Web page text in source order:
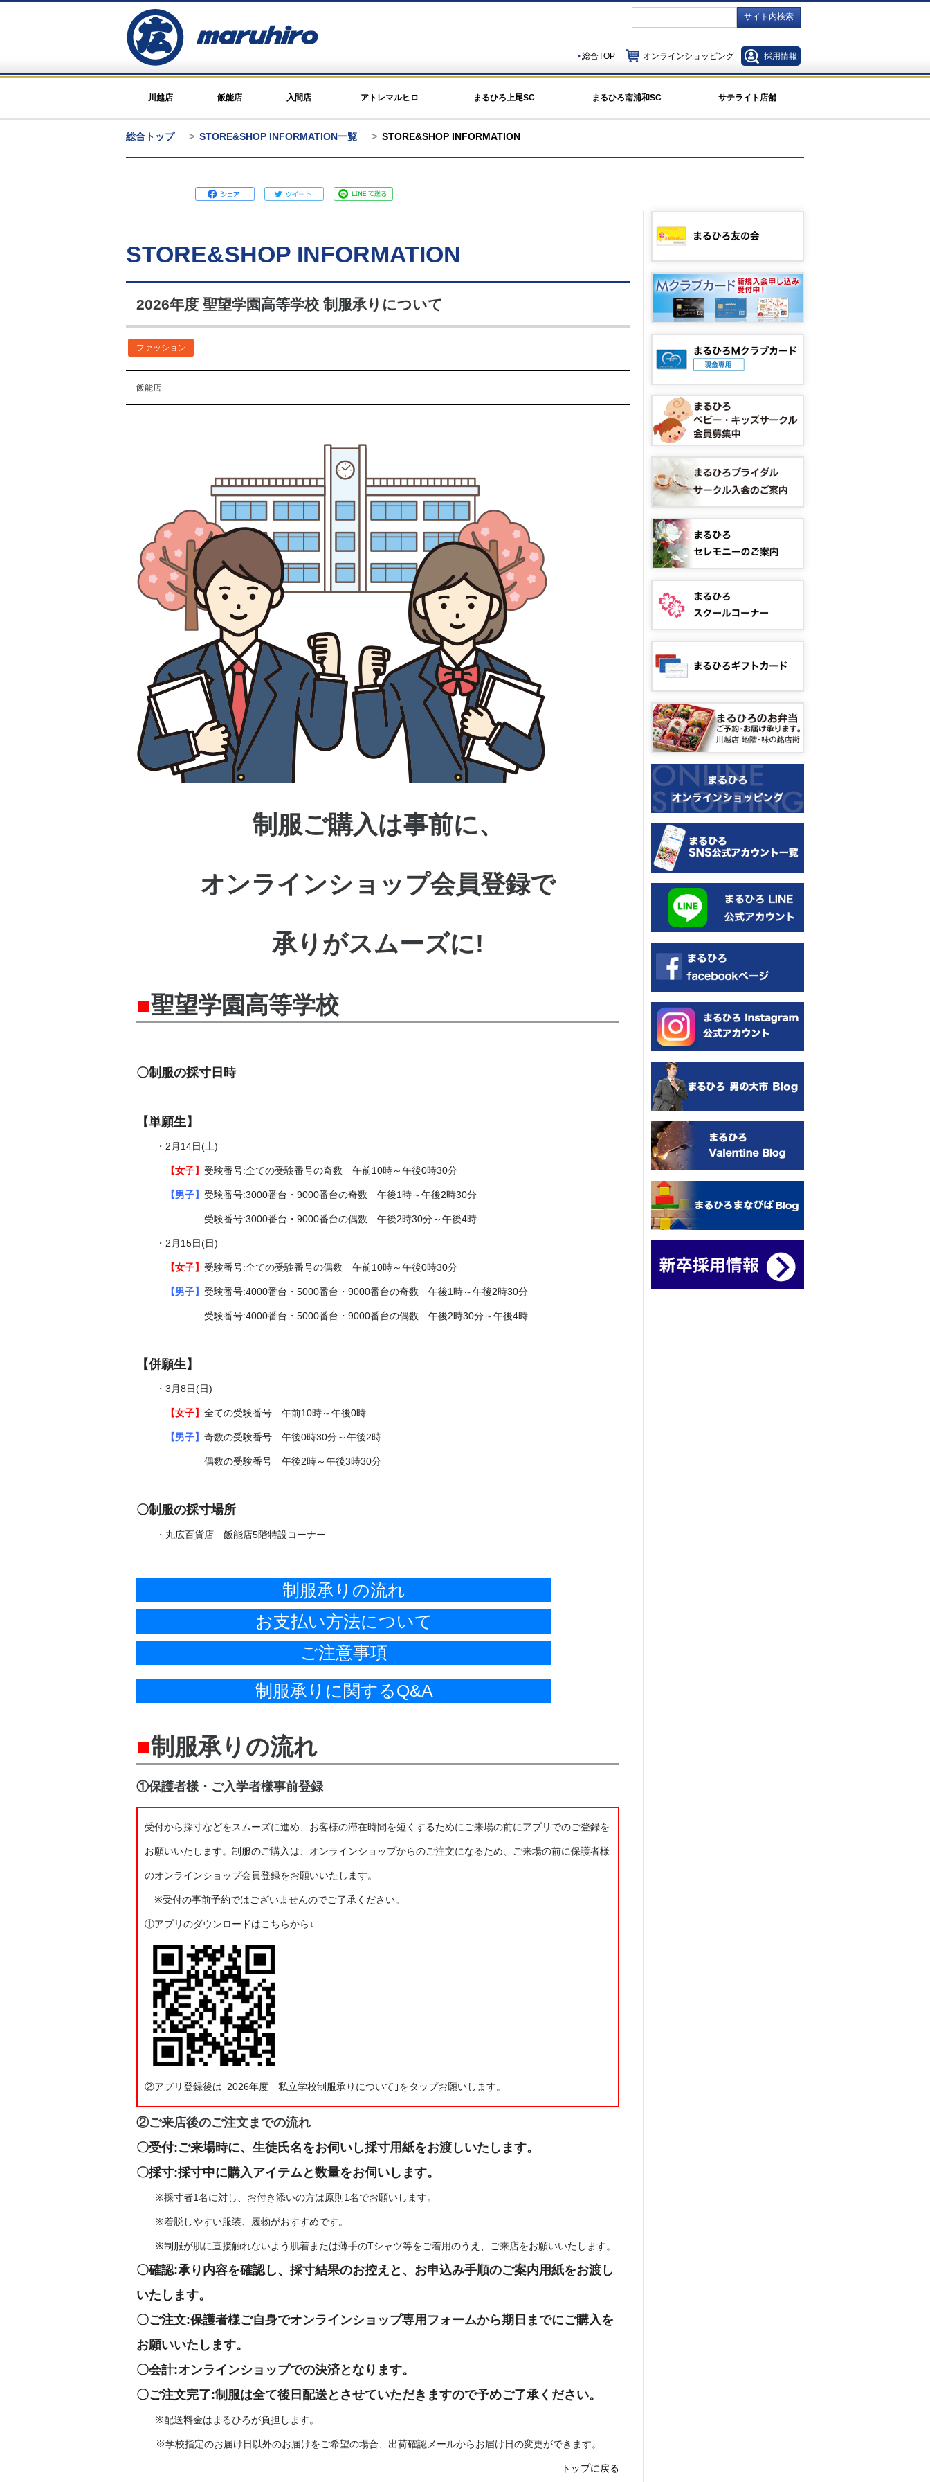
サイト内検索
総合TOP オンラインショッピング 採用情報
川越店 飯能店 入間店 アトレマルヒロ まるひろ上尾SC まるひろ南浦和SC サテライト店舗
総合トップ STORE&SHOP INFORMATION一覧 STORE&SHOP INFORMATION
STORE&SHOP INFORMATION
2026年度 聖望学園高等学校 制服承りについて
ファッション
飯能店
制服ご購入は事前に、
オンラインショップ会員登録で
承りがスムーズに!
■聖望学園高等学校
〇制服の採寸日時
【単願生】
・2月14日(土)
【女子】 受験番号:全ての受験番号の奇数 午前10時～午後0時30分
【男子】 受験番号:3000番台・9000番台の奇数 午後1時～午後2時30分
受験番号:3000番台・9000番台の偶数 午後2時30分～午後4時
・2月15日(日)
【女子】 受験番号:全ての受験番号の偶数 午前10時～午後0時30分
【男子】 受験番号:4000番台・5000番台・9000番台の奇数 午後1時～午後2時30分
受験番号:4000番台・ 5000番台・9000番台の偶数 午後2時30分～午後4時
【併願生】
・3月8日(日)
【女子】 全ての受験番号 午前10時～午後0時
【男子】 奇数の受験番号 午後0時30分～午後2時
偶数の受験番号 午後2時～午後3時30分
〇制服の採寸場所
・丸広百貨店 飯能店5階特設コーナー
制服承りの流れ
お支払い方法について
ご注意事項
制服承りに関するQ&A
■制服承りの流れ
①保護者様・ご入学者様事前登録
受付から採寸などをスムーズに進め、お客様の滞在時間を短くするためにご来場の前にアプリでのご登録を
お願いいたします。制服のご購入は、オンラインショップからのご注文になるため、ご来場の前に保護者様
のオンラインショップ会員登録をお願いいたします。
※受付の事前予約ではございませんのでご了承ください。
①アプリのダウンロードはこちらから↓
②アプリ登録後は｢2026年度 私立学校制服承りについて｣をタップお願いします。
②ご来店後のご注文までの流れ
〇受付:ご来場時に、生徒氏名をお伺いし採寸用紙をお渡しいたします。
〇採寸:採寸中に購入アイテムと数量をお伺いします。
※採寸者1名に対し、お付き添いの方は原則1名でお願いします。
※着脱しやすい服装、履物がおすすめです。
※制服が肌に直接触れないよう肌着または薄手のTシャツ等をご着用のうえ、ご来店をお願いいたします。
〇確認:承り内容を確認し、採寸結果のお控えと、お申込み手順のご案内用紙をお渡し
いたします。
〇ご注文:保護者様ご自身でオンラインショップ専用フォームから期日までにご購入を
お願いいたします。
〇会計:オンラインショップでの決済となります。
〇ご注文完了:制服は全て後日配送とさせていただきますので予めご了承ください。
※配送料金はまるひろが負担します。
※学校指定のお届け日以外のお届けをご希望の場合、出荷確認メールからお届け日の変更ができます。
トップに戻る